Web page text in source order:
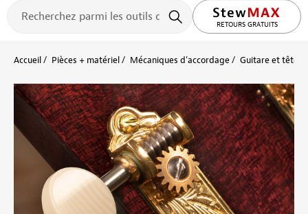
RETOURS GRATUITS
Accueil Pièces + matériel Mécaniques d’accordage Guitare et tête